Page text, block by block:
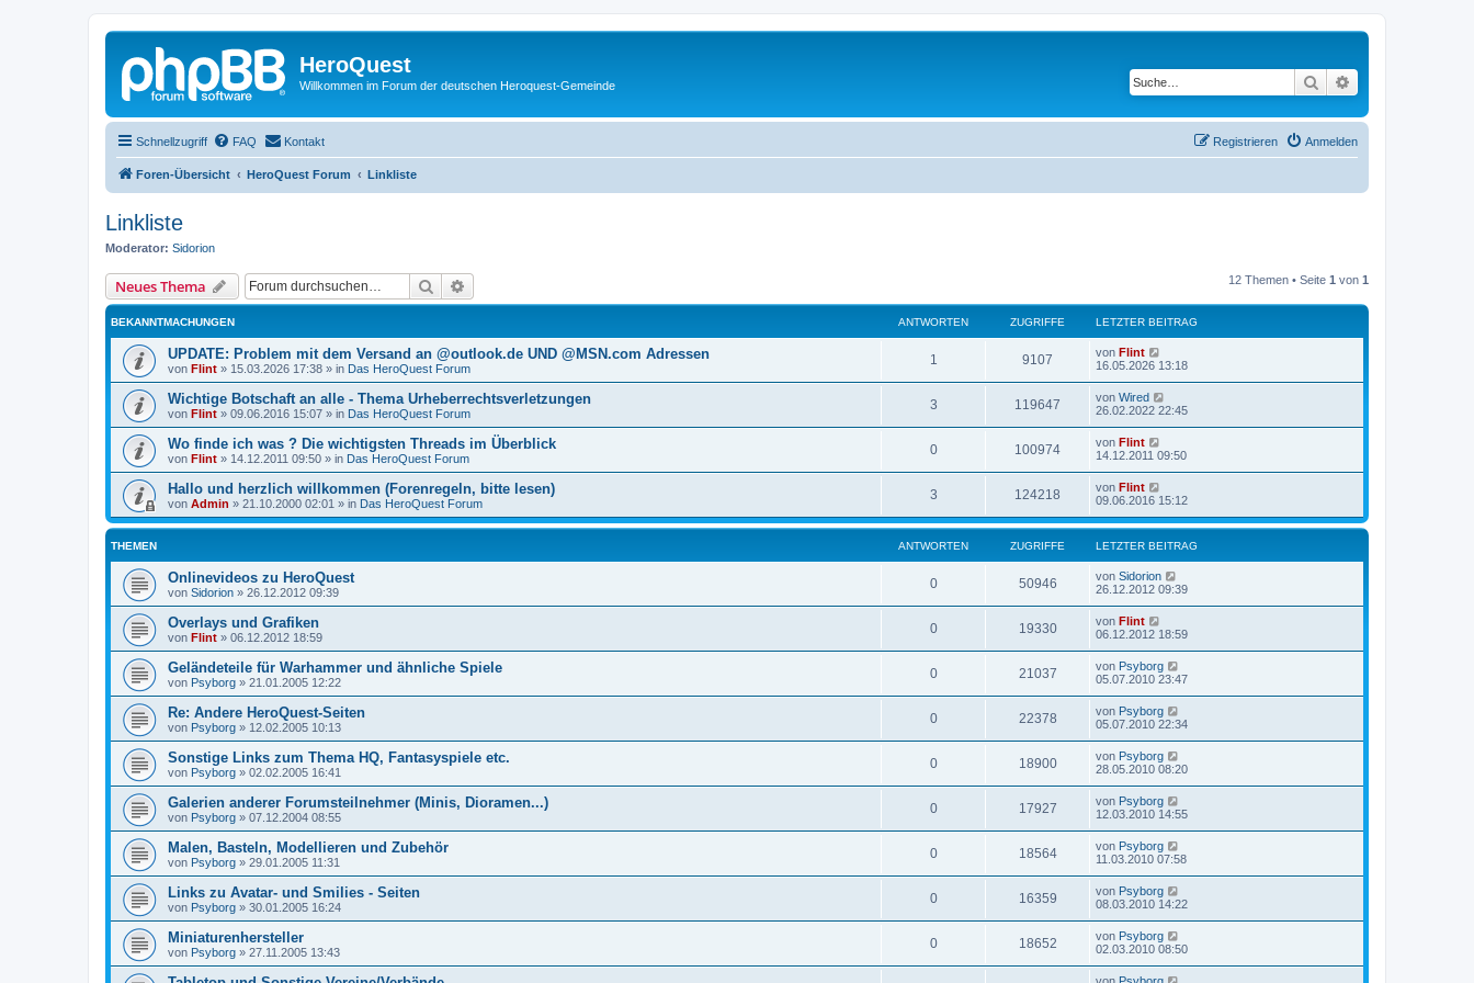
HeroQuest
Willkommen im Forum der deutschen Heroquest-Gemeinde Suche
Schnellzugriff FAQ Kontakt Anmelden
Registrieren
Foren-Übersicht HeroQuest Forum Linkliste
Linkliste
Moderator: Sidorion
Neues Thema Suche 12 Themen • Seite 1 von 1
BEKANNTMACHUNGEN ANTWORTEN ZUGRIFFE LETZTER BEITRAG
UPDATE: Problem mit dem Versand an @outlook.de UND @MSN.com Adressen
von Flint » 15.03.2026 17:38 » in Das HeroQuest Forum
1 9107 von Flint
16.05.2026 13:18
Wichtige Botschaft an alle - Thema Urheberrechtsverletzungen
von Flint » 09.06.2016 15:07 » in Das HeroQuest Forum
3 119647 von Wired
26.02.2022 22:45
Wo finde ich was ? Die wichtigsten Threads im Überblick
von Flint » 14.12.2011 09:50 » in Das HeroQuest Forum
0 100974 von Flint
14.12.2011 09:50
Hallo und herzlich willkommen (Forenregeln, bitte lesen)
von Admin » 21.10.2000 02:01 » in Das HeroQuest Forum
3 124218 von Flint
09.06.2016 15:12
THEMEN ANTWORTEN ZUGRIFFE LETZTER BEITRAG
Onlinevideos zu HeroQuest
von Sidorion » 26.12.2012 09:39
0 50946 von Sidorion
26.12.2012 09:39
Overlays und Grafiken
von Flint » 06.12.2012 18:59
0 19330 von Flint
06.12.2012 18:59
Geländeteile für Warhammer und ähnliche Spiele
von Psyborg » 21.01.2005 12:22
0 21037 von Psyborg
05.07.2010 23:47
Re: Andere HeroQuest-Seiten
von Psyborg » 12.02.2005 10:13
0 22378 von Psyborg
05.07.2010 22:34
Sonstige Links zum Thema HQ, Fantasyspiele etc.
von Psyborg » 02.02.2005 16:41
0 18900 von Psyborg
28.05.2010 08:20
Galerien anderer Forumsteilnehmer (Minis, Dioramen...)
von Psyborg » 07.12.2004 08:55
0 17927 von Psyborg
12.03.2010 14:55
Malen, Basteln, Modellieren und Zubehör
von Psyborg » 29.01.2005 11:31
0 18564 von Psyborg
11.03.2010 07:58
Links zu Avatar- und Smilies - Seiten
von Psyborg » 30.01.2005 16:24
0 16359 von Psyborg
08.03.2010 14:22
Miniaturenhersteller
von Psyborg » 27.11.2005 13:43
0 18652 von Psyborg
02.03.2010 08:50